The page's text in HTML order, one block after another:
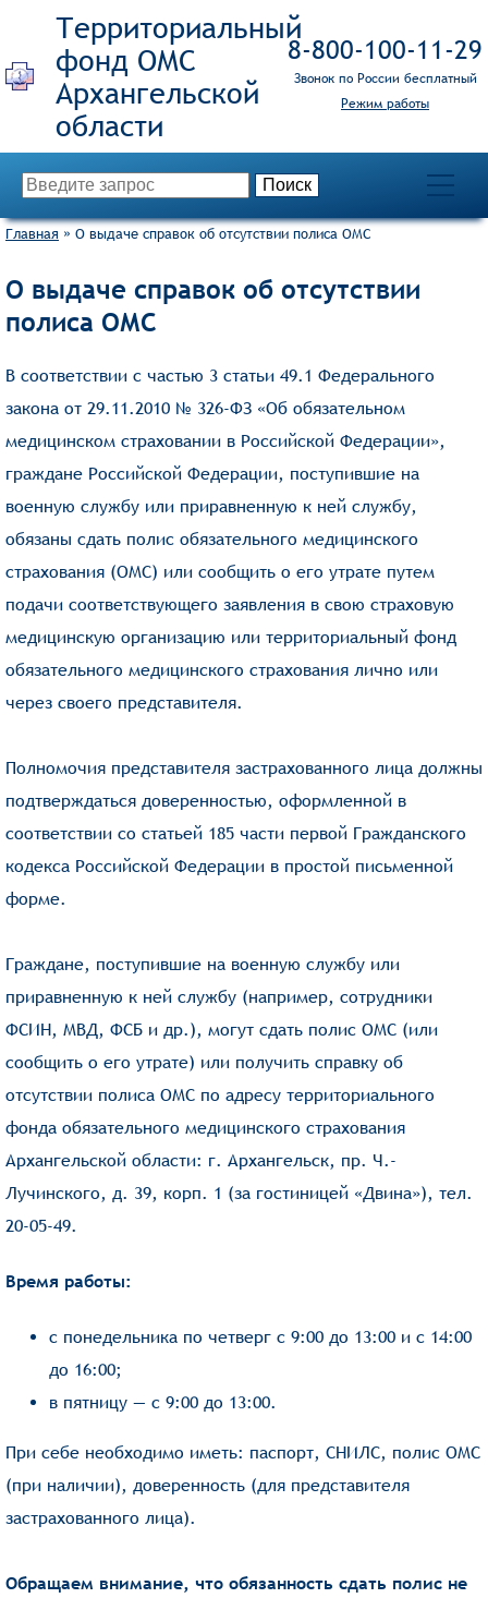
Территориальный
фонд ОМС
8‑800‑100‑11‑29
Звонок по России бесплатный
Режим работы
Главная » О выдаче справок об отсутствии полиса ОМС
О выдаче справок об отсутствии
полиса ОМС
В соответствии с частью 3 статьи 49.1 Федерального
закона от 29.11.2010 № 326-ФЗ «Об обязательном
медицинском страховании в Российской Федерации»,
граждане Российской Федерации, поступившие на
военную службу или приравненную к ней службу,
обязаны сдать полис обязательного медицинского
страхования (ОМС) или сообщить о его утрате путем
подачи соответствующего заявления в свою страховую
медицинскую организацию или территориальный фонд
обязательного медицинского страхования лично или
через своего представителя.
Полномочия представителя застрахованного лица должны
подтверждаться доверенностью, оформленной в
соответствии со статьей 185 части первой Гражданского
кодекса Российской Федерации в простой письменной
форме.
Граждане, поступившие на военную службу или
приравненную к ней службу (например, сотрудники
ФСИН, МВД, ФСБ и др.), могут сдать полис ОМС (или
сообщить о его утрате) или получить справку об
отсутствии полиса ОМС по адресу территориального
фонда обязательного медицинского страхования
Архангельской области: г. Архангельск, пр. Ч.-
Лучинского, д. 39, корп. 1 (за гостиницей «Двина»), тел.
20-05-49.
Время работы:
с понедельника по четверг с 9:00 до 13:00 и с 14:00
до 16:00;
в пятницу — с 9:00 до 13:00.
При себе необходимо иметь: паспорт, СНИЛС, полис ОМС
(при наличии), доверенность (для представителя
застрахованного лица).
Обращаем внимание, что обязанность сдать полис не